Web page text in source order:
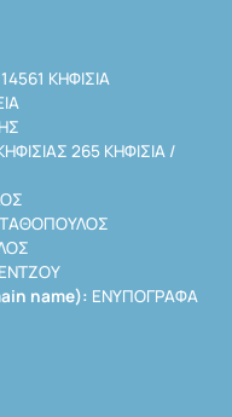
ΚΗΦΙΣΙΑ
265 ΚΗΦΙΣΙΑ /
name): ΕΝΥΠΟΓΡΑΦΑ